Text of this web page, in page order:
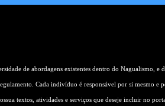
de abordagens existentes dentro do Nagualismo, e
Cada indivíduo é responsável por si mesmo
textos, atividades e serviços que deseje incluir no